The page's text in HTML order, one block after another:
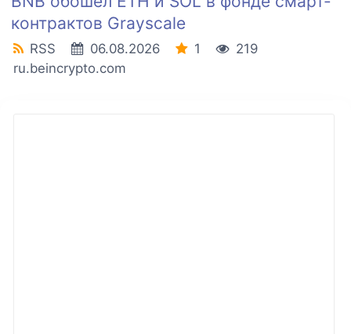
контрактов Grayscale
RSS 06.08.2026 1
219
ru.beincrypto.com